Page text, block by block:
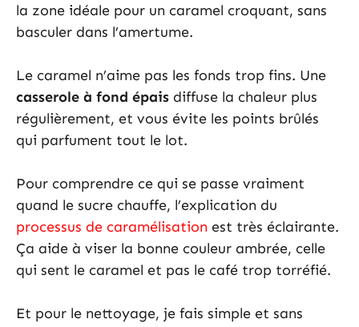
la zone idéale pour un caramel croquant, sans
basculer dans l’amertume.
Le caramel n’aime pas les fonds trop fins. Une
casserole à fond épais diffuse la chaleur plus
régulièrement, et vous évite les points brûlés
qui parfument tout le lot.
Pour comprendre ce qui se passe vraiment
quand le sucre chauffe, l’explication du
processus de caramélisation est très éclairante.
Ça aide à viser la bonne couleur ambrée, celle
qui sent le caramel et pas le café trop torréfié.
Et pour le nettoyage, je fais simple et sans